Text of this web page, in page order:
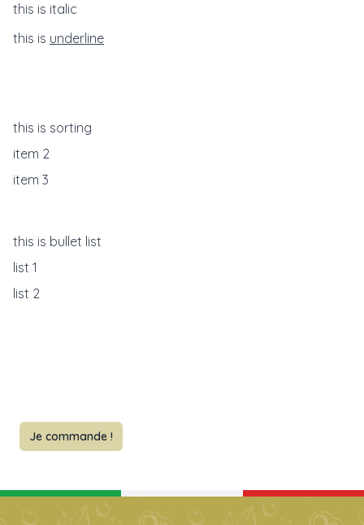
this is italic
this is underline
this is sorting
item 2
item 3
this is bullet list
list 1
list 2
Je commande !